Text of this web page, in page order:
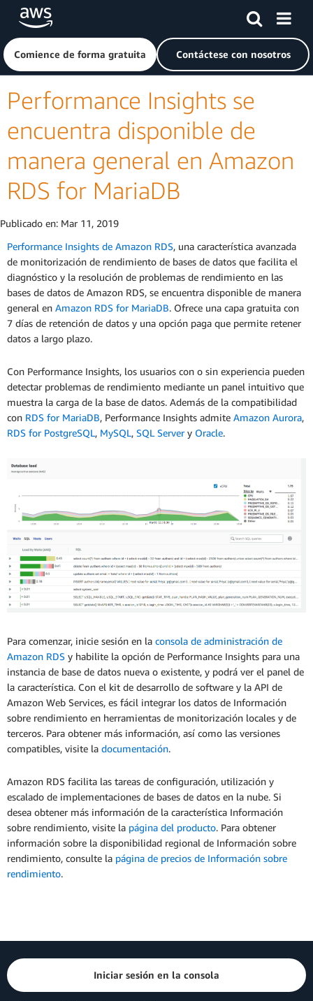
Saltar al contenido principal
Haga clic aquí para volver a la página de inicio de Amazon
Comience de forma gratuita Contáctese con nosotros
Performance Insights se
encuentra disponible de
manera general en Amazon
RDS for MariaDB
Publicado en: Mar 11, 2019
Performance Insights de Amazon RDS, una característica avanzada
de monitorización de rendimiento de bases de datos que facilita el
diagnóstico y la resolución de problemas de rendimiento en las
bases de datos de Amazon RDS, se encuentra disponible de manera
general en Amazon RDS for MariaDB. Ofrece una capa gratuita con
7 días de retención de datos y una opción paga que permite retener
datos a largo plazo.
Con Performance Insights, los usuarios con o sin experiencia pueden
detectar problemas de rendimiento mediante un panel intuitivo que
muestra la carga de la base de datos. Además de la compatibilidad
con RDS for MariaDB, Performance Insights admite Amazon Aurora,
RDS for PostgreSQL, MySQL, SQL Servery Oracle.
Para comenzar, inicie sesión en la consola de administración de
Amazon RDS y habilite la opción de Performance Insights para una
instancia de base de datos nueva o existente, y podrá ver el panel de
la característica. Con el kit de desarrollo de software y la API de
Amazon Web Services, es fácil integrar los datos de Información
sobre rendimiento en herramientas de monitorización locales y de
terceros. Para obtener más información, así como las versiones
compatibles, visite la documentación.
Amazon RDS facilita las tareas de configuración, utilización y
escalado de implementaciones de bases de datos en la nube. Si
desea obtener más información de la característica Información
sobre rendimiento, visite la página del producto. Para obtener
información sobre la disponibilidad regional de Información sobre
rendimiento, consulte la página de precios de Información sobre
rendimiento.
Iniciar sesión en la consola